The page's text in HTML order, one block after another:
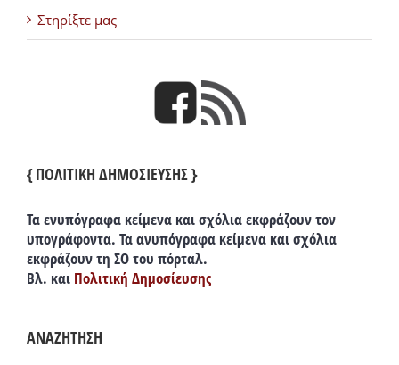
Στηρίξτε μας
{ ΠΟΛΙΤΙΚΗ ΔΗΜΟΣΙΕΥΣΗΣ }
Τα ενυπόγραφα κείμενα και σχόλια εκφράζουν τον
υπογράφοντα. Τα ανυπόγραφα κείμενα και σχόλια
εκφράζουν τη ΣΟ του πόρταλ.
Βλ. και Πολιτική Δημοσίευσης
ΑΝΑΖΗΤΗΣΗ